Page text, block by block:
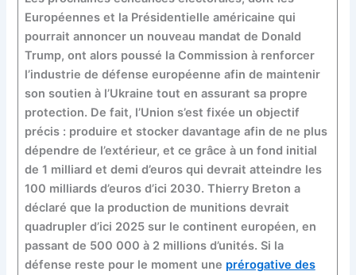
Européennes et la Présidentielle américaine qui
pourrait annoncer un nouveau mandat de Donald
Trump, ont alors poussé la Commission à renforcer
l’industrie de défense européenne afin de maintenir
son soutien à l’Ukraine tout en assurant sa propre
protection. De fait, l’Union s’est fixée un objectif
précis : produire et stocker davantage afin de ne plus
dépendre de l’extérieur, et ce grâce à un fond initial
de 1 milliard et demi d’euros qui devrait atteindre les
100 milliards d’euros d’ici 2030. Thierry Breton a
déclaré que la production de munitions devrait
quadrupler d’ici 2025 sur le continent européen, en
passant de 500 000 à 2 millions d’unités. Si la
défense reste pour le moment une prérogative des